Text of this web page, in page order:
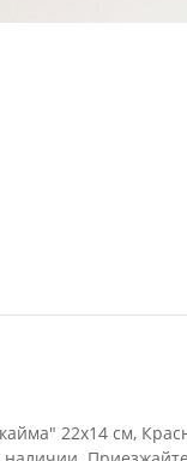
22x14 см,